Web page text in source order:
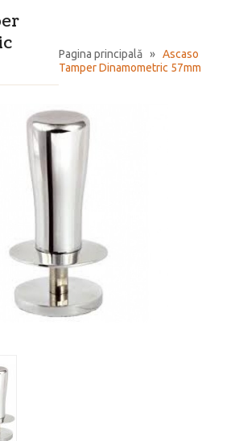
Pagina principală » Ascaso
Tamper Dinamometric 57mm